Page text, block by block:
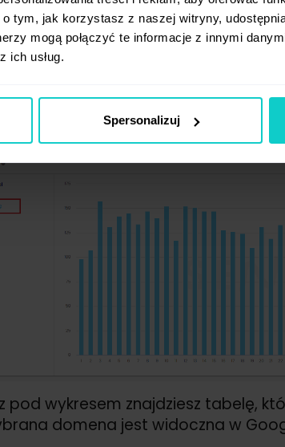
tym, jak korzystasz z naszej witryny,
mogą połączyć te informacje z innymi
ich usług.
Spersonalizuj
Cię strony internetowej w
pod wykresem znajdziesz tabelę,
domena jest widoczna w